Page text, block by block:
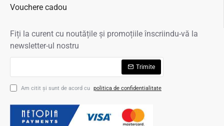
Vouchere cadou
Fiți la curent cu noutățile și promoțiile înscriindu-vă la
newsletter-ul nostru
Trimite
Am citit şi sunt de acord cu politica de confidentialitate